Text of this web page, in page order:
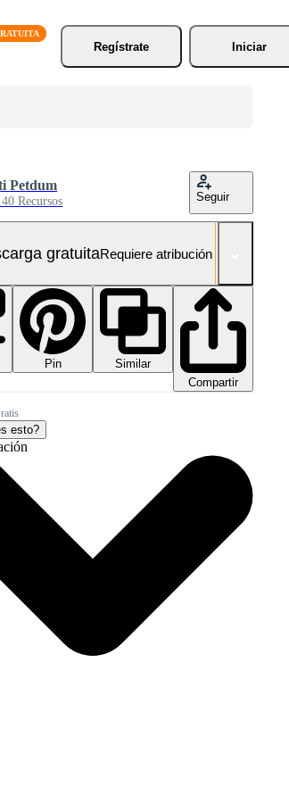
Regístrate
Iniciar
Petdum
Recursos Seguir
gratuitaRequiere atribución
Pin
Similar
Compartir
esto?